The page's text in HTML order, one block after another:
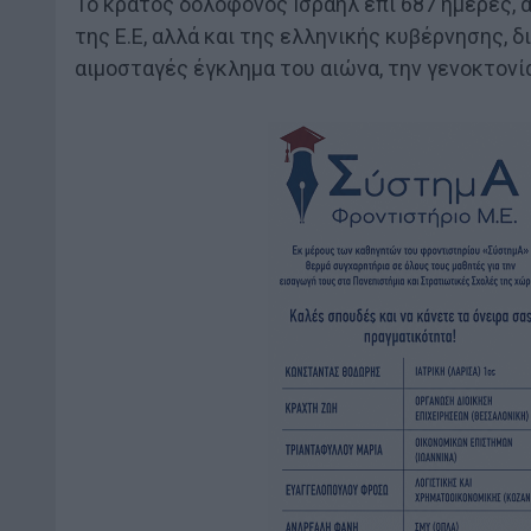
της Ε.Ε, αλλά και της ελληνικής κυβέρνησης,
αιμοσταγές έγκλημα του αιώνα, την